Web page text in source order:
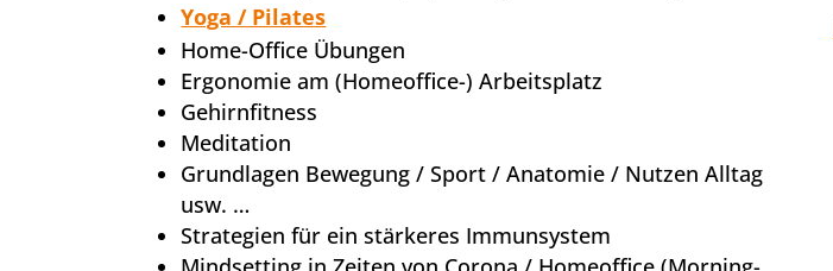
Yoga / Pilates
Home-Office Übungen
Ergonomie am (Homeoffice-) Arbeitsplatz
Gehirnfitness
Meditation
Grundlagen Bewegung / Sport / Anatomie / Nutzen Alltag
usw. …
Strategien für ein stärkeres Immunsystem